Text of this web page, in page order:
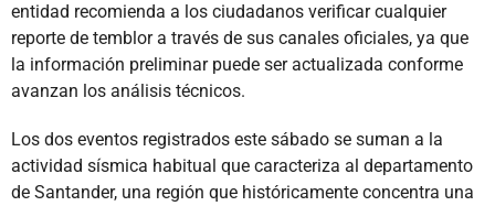
entidad recomienda a los ciudadanos verificar cualquier
reporte de temblor a través de sus canales oficiales, ya que
la información preliminar puede ser actualizada conforme
avanzan los análisis técnicos.
Los dos eventos registrados este sábado se suman a la
actividad sísmica habitual que caracteriza al departamento
de Santander, una región que históricamente concentra una